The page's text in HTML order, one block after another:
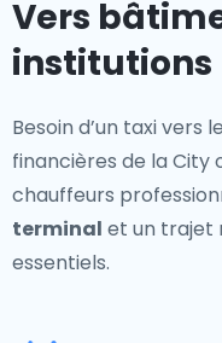
Vers
institutions
Besoin d’un taxi vers le
financières de la City
chauffeurs
terminal et un trajet
essentiels.